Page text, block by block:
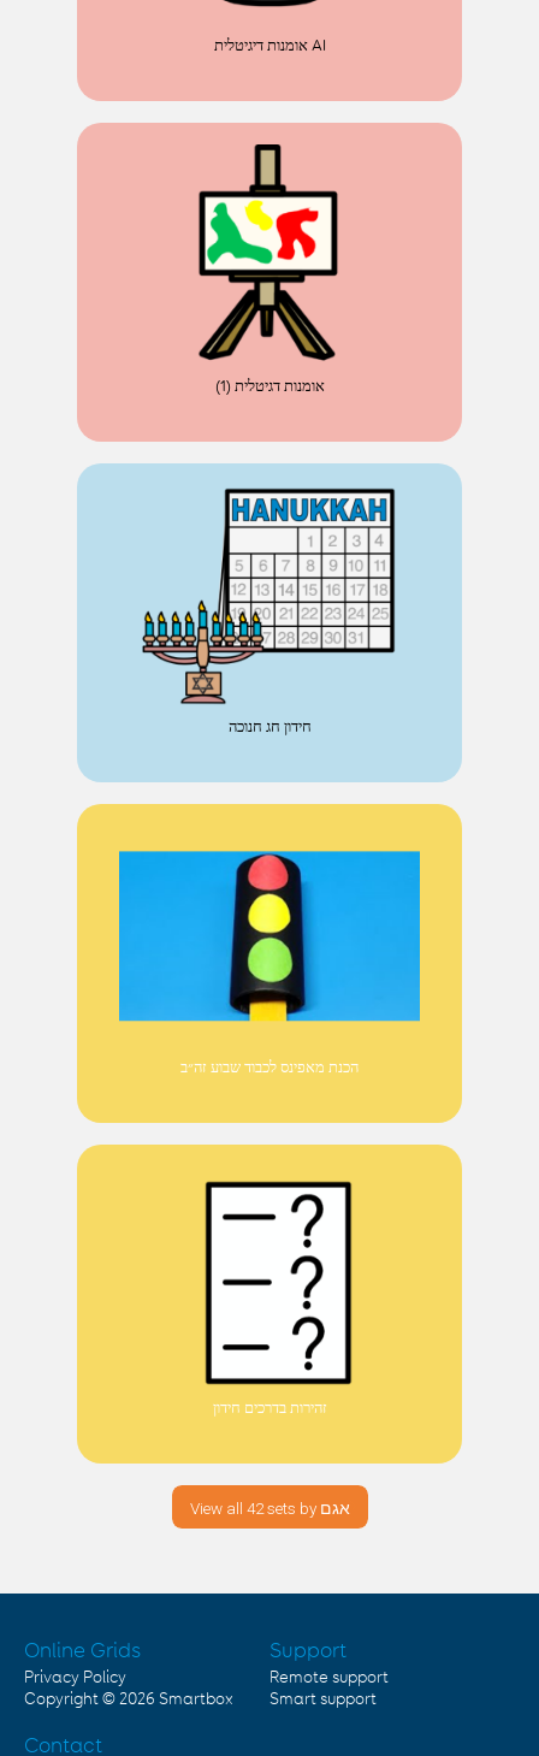
אומנות דיגיטלית AI
אומנות דגיטלית (1)
חידון חג חנוכה
הכנת מאפינס לכבוד שבוע זה״ב
זהירות בדרכים חידון
View all 42 sets by אגם
Online Grids
Privacy Policy
Copyright © 2026 Smartbox
Support
Remote support
Smart support
Contact